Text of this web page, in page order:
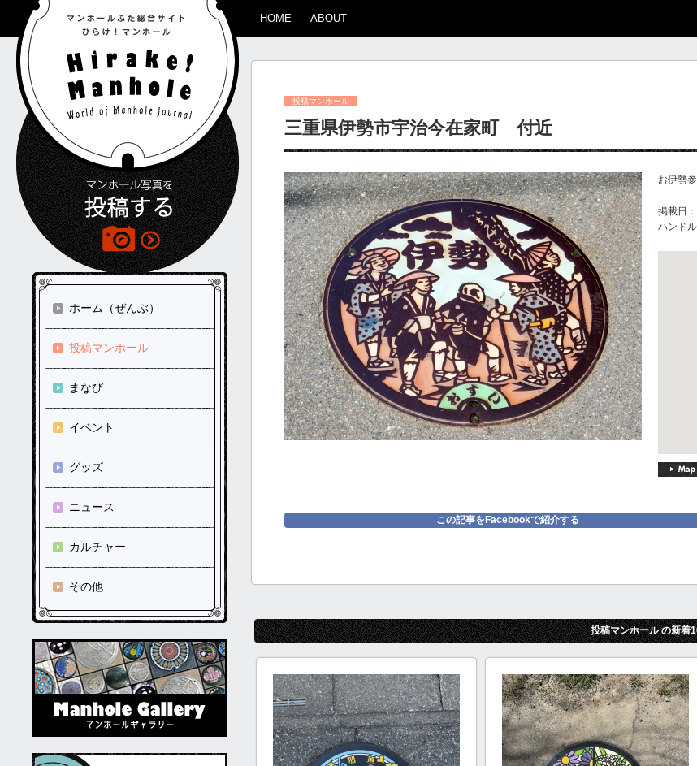
HOME ABOUT
ホーム（ぜんぶ）
投稿マンホール
まなび
イベント
グッズ
ニュース
カルチャー
その他
投稿マンホール
三重県伊勢市宇治今在家町 付近
お伊勢
掲載日
ハンド
この記事をFacebookで紹介する
投稿マンホール の新着